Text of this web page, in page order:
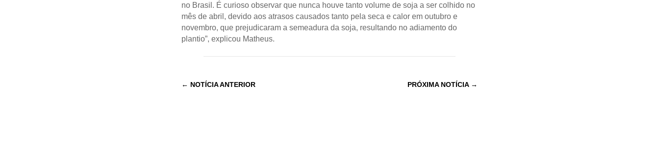
no Brasil. É curioso observar que nunca houve tanto volume de soja a ser colhido no
mês de abril, devido aos atrasos causados tanto pela seca e calor em outubro e
novembro, que prejudicaram a semeadura da soja, resultando no adiamento do
plantio”, explicou Matheus.
← NOTÍCIA ANTERIOR PRÓXIMA NOTÍCIA→